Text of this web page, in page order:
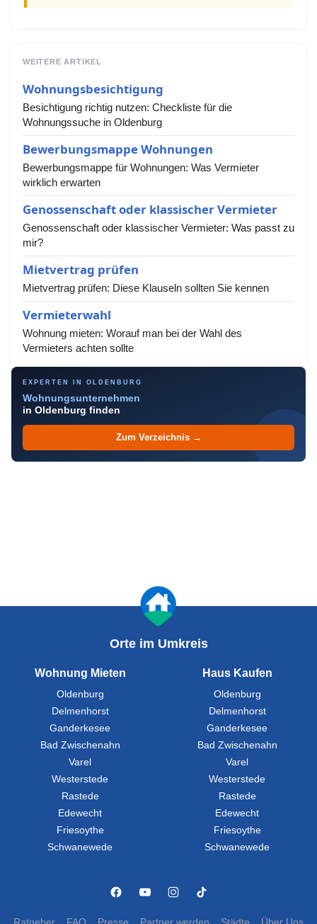
WEITERE ARTIKEL
Wohnungsbesichtigung
Besichtigung richtig nutzen: Checkliste für die
Wohnungssuche in Oldenburg
Bewerbungsmappe Wohnungen
Bewerbungsmappe für Wohnungen: Was Vermieter
wirklich erwarten
Genossenschaft oder klassischer Vermieter
Genossenschaft oder klassischer Vermieter: Was passt zu
mir?
Mietvertrag prüfen
Mietvertrag prüfen: Diese Klauseln sollten Sie kennen
Vermieterwahl
Wohnung mieten: Worauf man bei der Wahl des
Vermieters achten sollte
EXPERTEN IN OLDENBURG
Wohnungsunternehmen
in Oldenburg finden
Zum Verzeichnis →
Orte im Umkreis
Wohnung Mieten
Oldenburg
Delmenhorst
Ganderkesee
Bad Zwischenahn
Varel
Westerstede
Rastede
Edewecht
Friesoythe
Schwanewede
Haus Kaufen
Oldenburg
Delmenhorst
Ganderkesee
Bad Zwischenahn
Varel
Westerstede
Rastede
Edewecht
Friesoythe
Schwanewede